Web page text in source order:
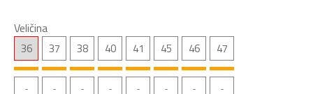
Veličina
36 37 38 40 41 45 46 47